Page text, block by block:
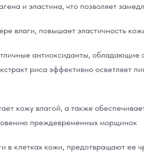
и эластина, что позволяет
влаги, повышает эластичность
антиоксиданты, обладающие
риса эффективно осветляет
кожу влагой, а также
преждевременных морщинок
в клетках кожи, предотвращают